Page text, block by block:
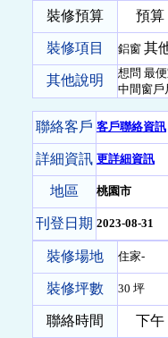
裝修預算 預算
裝修項目 鋁窗 其
其他說明
想問 最
中間窗戶
聯絡客戶 客戶聯絡資訊
詳細資訊 更詳細資訊
地區 桃園市
刊登日期 2023-08-31
裝修場地 住家-
裝修坪數 30 坪
聯絡時間 下午